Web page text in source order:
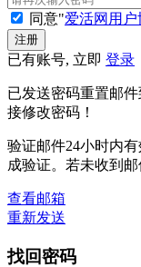
同意"爱活网用户
已有账号, 立即 登录
已发送密码重置邮
接修改密码！
验证邮件24小时内
成验证。若未收到
查看邮箱
重新发送
找回密码